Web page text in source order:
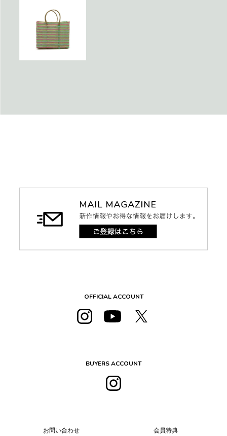
OFFICIAL ACCOUNT
BUYERS ACCOUNT
お問い合わせ 会員特典